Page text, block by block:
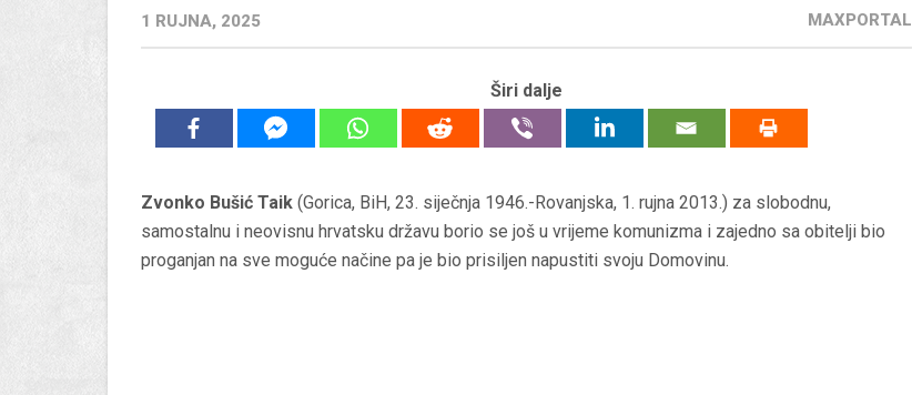
1 RUJNA, 2025 MAXPORTAL
Širi dalje
Zvonko Bušić Taik (Gorica, BiH, 23. siječnja 1946.-Rovanjska, 1. rujna 2013.) za slobodnu,
samostalnu i neovisnu hrvatsku državu borio se još u vrijeme komunizma i zajedno sa obitelji bio
proganjan na sve moguće načine pa je bio prisiljen napustiti svoju Domovinu.